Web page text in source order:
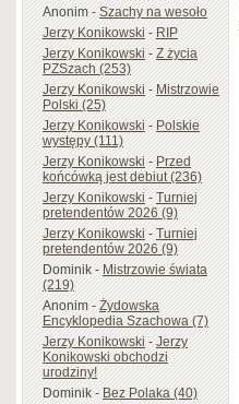
Anonim-Szachy na wesoło
Jerzy Konikowski-RIP
Jerzy Konikowski-Z życia
PZSzach (253)
Jerzy Konikowski-Mistrzowie
Polski (25)
Jerzy Konikowski-Polskie
występy (111)
Jerzy Konikowski-Przed
końcówką jest debiut (236)
Jerzy Konikowski-Turniej
pretendentów 2026 (9)
Jerzy Konikowski-Turniej
pretendentów 2026 (9)
Dominik-Mistrzowie świata
(219)
Anonim-Żydowska
Encyklopedia Szachowa (7)
Jerzy Konikowski-Jerzy
Konikowski obchodzi
urodziny!
Dominik-Bez Polaka (40)